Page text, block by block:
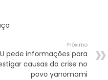
Próximo
pede informações para
causas da crise no
povo yanomami